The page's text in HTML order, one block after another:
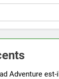
Adventure